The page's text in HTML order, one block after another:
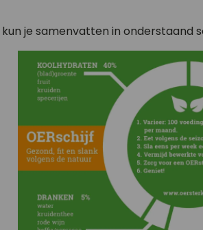
je samenvatten in onderstaand